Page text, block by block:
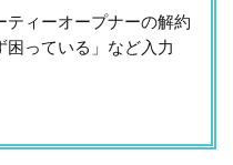
ティーオープナーの解約
困っている」など入力